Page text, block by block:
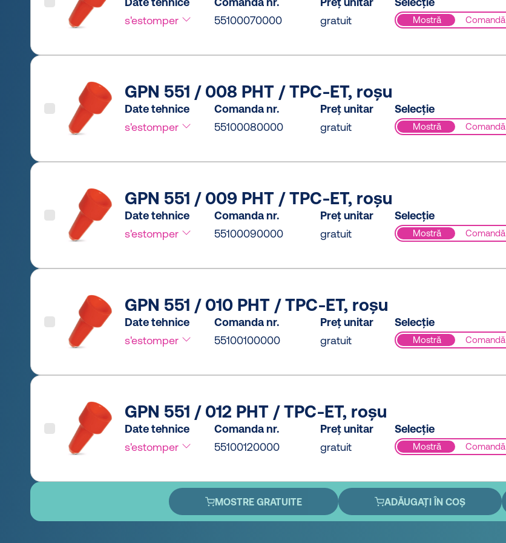
s'estomper
55100070000
gratuit
Mostră Comandă
GPN 551 / 008 PHT / TPC-ET, roșu
Date tehnice
s'estomper
Comanda nr.
55100080000
Preț unitar
gratuit
Selecție
Mostră Comandă
GPN 551 / 009 PHT / TPC-ET, roșu
Date tehnice
s'estomper
Comanda nr.
55100090000
Preț unitar
gratuit
Selecție
Mostră Comandă
GPN 551 / 010 PHT / TPC-ET, roșu
Date tehnice
s'estomper
Comanda nr.
55100100000
Preț unitar
gratuit
Selecție
Mostră Comandă
GPN 551 / 012 PHT / TPC-ET, roșu
Date tehnice
s'estomper
Comanda nr.
55100120000
Preț unitar
gratuit
Selecție
Mostră Comandă
MOSTRE GRATUITE ADĂUGAȚI ÎN COȘ